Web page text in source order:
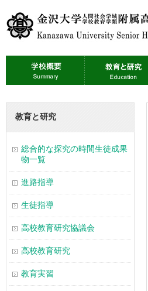
教育と研究
総合的な探究の時間生徒成果
物一覧
進路指導
生徒指導
高校教育研究協議会
高校教育研究
教育実習